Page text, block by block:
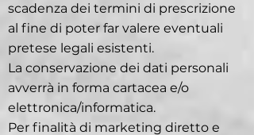
scadenza dei termini di prescrizione
al fine di poter far valere eventuali
pretese legali esistenti.
La conservazione dei dati personali
avverrà in forma cartacea e/o
elettronica/informatica.
Per finalità di marketing diretto e